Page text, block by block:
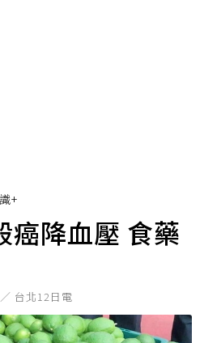
+
癌降血壓 食藥
台北12日電